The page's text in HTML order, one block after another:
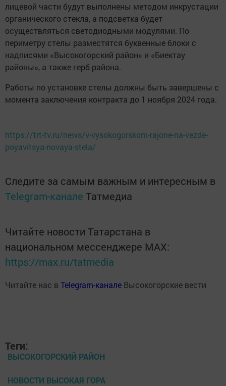
лицевой части будут выполнены методом инкрустации
органического стекла, а подсветка будет
осуществляться светодиодными модулями. По
периметру стелы разместятся буквенные блоки с
надписями «Высокогорский район» и «Биектау
районы», а также герб района.
Работы по установке стелы должны быть завершены с
момента заключения контракта до 1 ноября 2024 года.
https://trt-tv.ru/news/v-vysokogorskom-rajone-na-vezde-
poyavitsya-novaya-stela/
Следите за самым важным и интересным в
Telegram-канале Татмедиа
Читайте новости Татарстана в
национальном мессенджере MАХ:
https://max.ru/tatmedia
Читайте нас в Telegram-канале Высокогорские вести
Теги:
ВЫСОКОГОРСКИЙ РАЙОН
НОВОСТИ ВЫСОКАЯ ГОРА